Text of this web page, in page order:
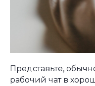
Представьте,
рабочий чат в